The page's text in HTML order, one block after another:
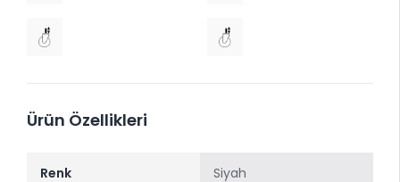
Ürün Özellikleri
Renk Siyah